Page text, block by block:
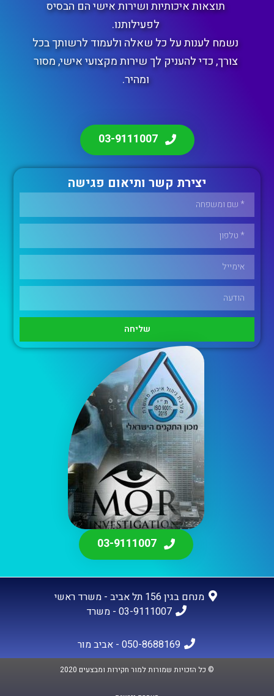
תוצאות איכותיות ושירות אישי הם הבסיס
לפעילותנו.
נשמח לענות על כל שאלה ולעמוד לרשותך בכל
צורך, כדי להעניק לך שירות מקצועי אישי, מסור
ומהיר.
03-9111007
יצירת קשר ותיאום פגישה
שליחה
03-9111007
מנחם בגין 156 תל אביב - משרד ראשי
03-9111007 - משרד
050-8688169 - אביב מור
© כל הזכויות שמורות למור חקירות ומבצעים 2020